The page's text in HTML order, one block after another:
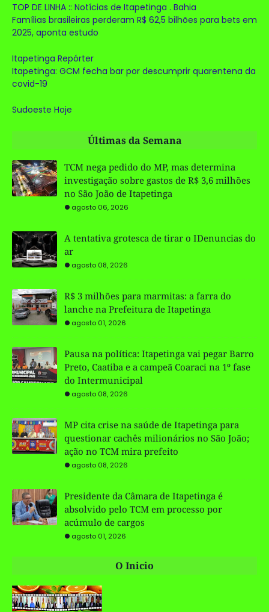
TOP DE LINHA :: Notícias de Itapetinga . Bahia
Famílias brasileiras perderam R$ 62,5 bilhões para bets em
2025, aponta estudo
Itapetinga Repórter
Itapetinga: GCM fecha bar por descumprir quarentena da
covid-19
Sudoeste Hoje
Últimas da Semana
TCM nega pedido do MP, mas determina
investigação sobre gastos de R$ 3,6 milhões
no São João de Itapetinga
agosto 06, 2026
A tentativa grotesca de tirar o IDenuncias do
ar
agosto 08, 2026
R$ 3 milhões para marmitas: a farra do
lanche na Prefeitura de Itapetinga
agosto 01, 2026
Pausa na política: Itapetinga vai pegar Barro
Preto, Caatiba e a campeã Coaraci na 1º fase
do Intermunicipal
agosto 08, 2026
MP cita crise na saúde de Itapetinga para
questionar cachês milionários no São João;
ação no TCM mira prefeito
agosto 08, 2026
Presidente da Câmara de Itapetinga é
absolvido pelo TCM em processo por
acúmulo de cargos
agosto 01, 2026
O Inicio